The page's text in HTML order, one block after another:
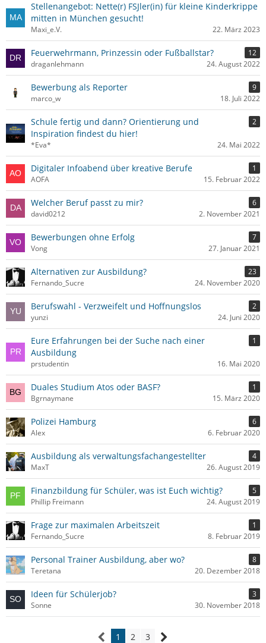
Stellenangebot: Nette(r) FSJler(in) für kleine Kinderkrippe
mitten in München gesucht!
Maxi_e.V. 22. März 2023
Feuerwehrmann, Prinzessin oder Fußballstar?
12
draganlehmann
24. August 2022
Bewerbung als Reporter
9
marco_w
18. Juli 2022
Schule fertig und dann? Orientierung und
Inspiration findest du hier!
2
*Eva* 24. Mai 2022
Digitaler Infoabend über kreative Berufe
1
AOFA
15. Februar 2022
Welcher Beruf passt zu mir?
6
david0212
2. November 2021
Bewerbungen ohne Erfolg
7
Vong
27. Januar 2021
Alternativen zur Ausbildung?
23
Fernando_Sucre
24. November 2020
Berufswahl - Verzweifelt und Hoffnungslos
2
yunzi
24. Juni 2020
Eure Erfahrungen bei der Suche nach einer
Ausbildung
1
prstudentin 16. Mai 2020
Duales Studium Atos oder BASF?
1
Bgrnaymane
15. März 2020
Polizei Hamburg
6
Alex
6. Februar 2020
Ausbildung als verwaltungsfachangestellter
4
MaxT
26. August 2019
Finanzbildung für Schüler, was ist Euch wichtig?
5
Phillip Freimann
24. August 2019
Frage zur maximalen Arbeitszeit
1
Fernando_Sucre
8. Februar 2019
Personal Trainer Ausbildung, aber wo?
8
Teretana
20. Dezember 2018
Ideen für Schülerjob?
3
Sonne
30. November 2018
1 2 3